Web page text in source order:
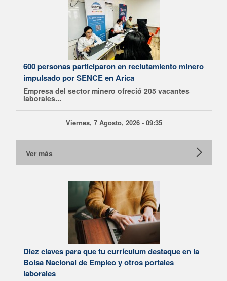
600 personas participaron en reclutamiento minero
impulsado por SENCE en Arica
Empresa del sector minero ofreció 205 vacantes
laborales...
Viernes, 7 Agosto, 2026 - 09:35
Ver más
Diez claves para que tu currículum destaque en la
Bolsa Nacional de Empleo y otros portales
laborales